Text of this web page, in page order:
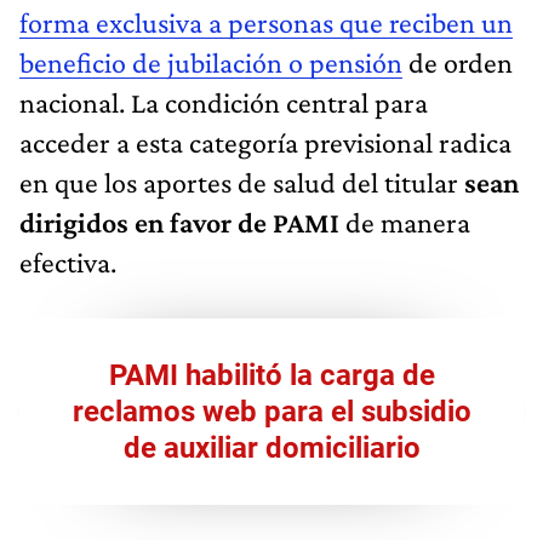
forma exclusiva a personas que reciben un
beneficio de jubilación o pensión de orden
nacional. La condición central para
acceder a esta categoría previsional radica
en que los aportes de salud del titular sean
dirigidos en favor de PAMI de manera
efectiva.
PAMI habilitó la carga de
reclamos web para el subsidio
de auxiliar domiciliario